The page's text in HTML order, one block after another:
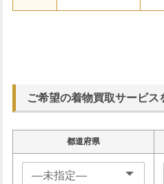
ご希望の着物買取サービス
都道府県